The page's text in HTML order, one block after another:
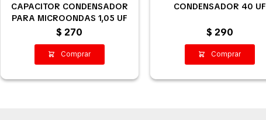
CAPACITOR CONDENSADOR
PARA MICROONDAS 1,05 UF
$ 270
CONDENSADOR 40 UF
$ 290